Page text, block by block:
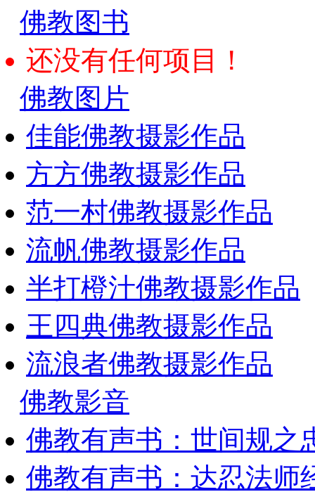
佛教图书
还没有任何项目！
佛教图片
佳能佛教摄影作品
方方佛教摄影作品
范一村佛教摄影作品
流帆佛教摄影作品
半打橙汁佛教摄影作品
王四典佛教摄影作品
流浪者佛教摄影作品
佛教影音
佛教有声书：世间规
佛教有声书：达忍法师